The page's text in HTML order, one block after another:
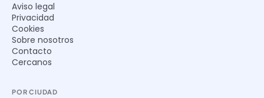
Aviso legal
Privacidad
Cookies
Sobre nosotros
Contacto
Cercanos
POR CIUDAD